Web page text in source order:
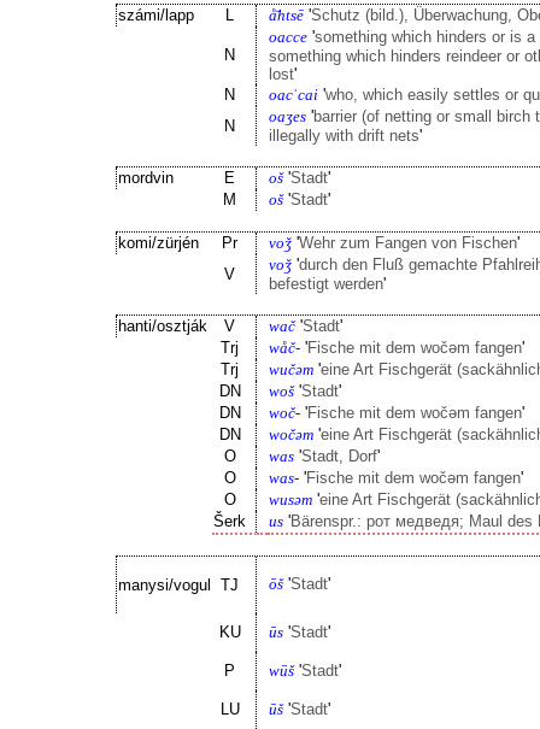
számi/lapp L å̄htsē 'Schutz (bild.), Überwachung,
N
oacce 'something which hinders or is
something which hinders reindeer or
lost'
N
oacˈcai 'who, which easily settles or
N
oaʒes 'barrier (of netting or small
illegally with drift nets'
mordvin E oš'Stadt'
M
oš'Stadt'
komi/zürjén Pr voǯ 'Wehr zum Fangen von Fischen'
V
voǯ 'durch den Fluß gemachte
befestigt werden'
hanti/osztják V wač 'Stadt'
Trj
wåč- 'Fische mit dem wočəm fangen'
Trj
wučəm 'eine Art Fischgerät
DN
woš'Stadt'
DN
woč- 'Fische mit dem wočəm fangen'
DN
wočəm 'eine Art Fischgerät
O
was 'Stadt, Dorf'
O
was- 'Fische mit dem wočəm fangen'
O
wusəm 'eine Art Fischgerät
Šerk
us 'Bärenspr.: рот медведя; Maul des
manysi/vogul TJ ōš'Stadt'
KU ūs 'Stadt'
P wūš'Stadt'
LU ūš'Stadt'